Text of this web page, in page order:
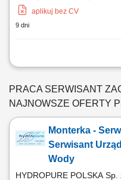
aplikuj bez CV
9 dni
Opis stanowiska bieżąca
hydraulicznych, mechanicznych
oraz okresowych przeglądów
sterowania, czujnikami...
PRACA SERWISANT
NAJNOWSZE OFERTY
Monterka -
Serwisant
Wody
HYDROPURE POLSKA Sp.